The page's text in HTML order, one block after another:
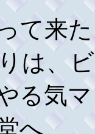
て来
は、
る気
へ。